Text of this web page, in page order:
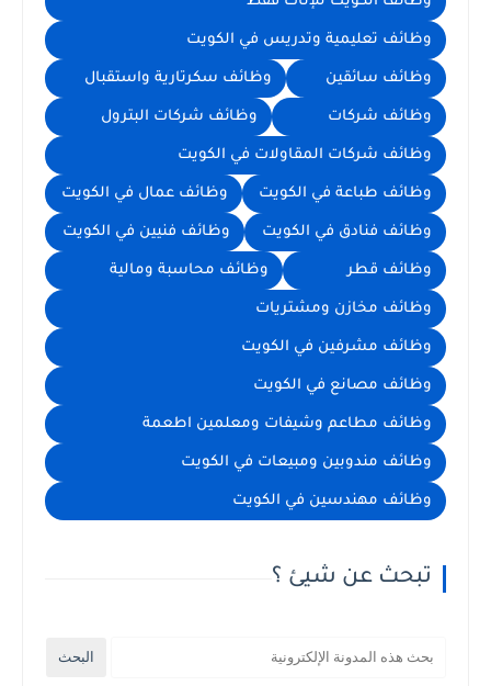
وظائف تعليمية وتدريس في الكويت
وظائف سائقين وظائف سكرتارية واستقبال
وظائف شركات وظائف شركات البترول
وظائف شركات المقاولات في الكويت
وظائف طباعة في الكويت وظائف عمال في الكويت
وظائف فنادق في الكويت وظائف فنيين في الكويت
وظائف قطر وظائف محاسبة ومالية
وظائف مخازن ومشتريات
وظائف مشرفين في الكويت
وظائف مصانع في الكويت
وظائف مطاعم وشيفات ومعلمين اطعمة
وظائف مندوبين ومبيعات في الكويت
وظائف مهندسين في الكويت
تبحث عن شيئ ؟